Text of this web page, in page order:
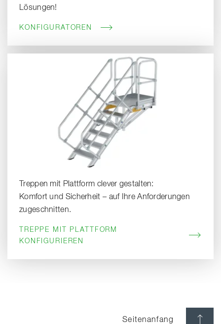
Lösungen!
KONFIGURATOREN
Treppen mit Plattform clever gestalten:
Komfort und Sicherheit – auf Ihre Anforderungen
zugeschnitten.
TREPPE MIT PLATTFORM
KONFIGURIEREN
Seitenanfang